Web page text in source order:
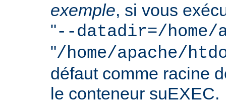
exemple, si vous
"--datadir=/home/
"/home/apache/
défaut comme racine
le conteneur suEXEC.